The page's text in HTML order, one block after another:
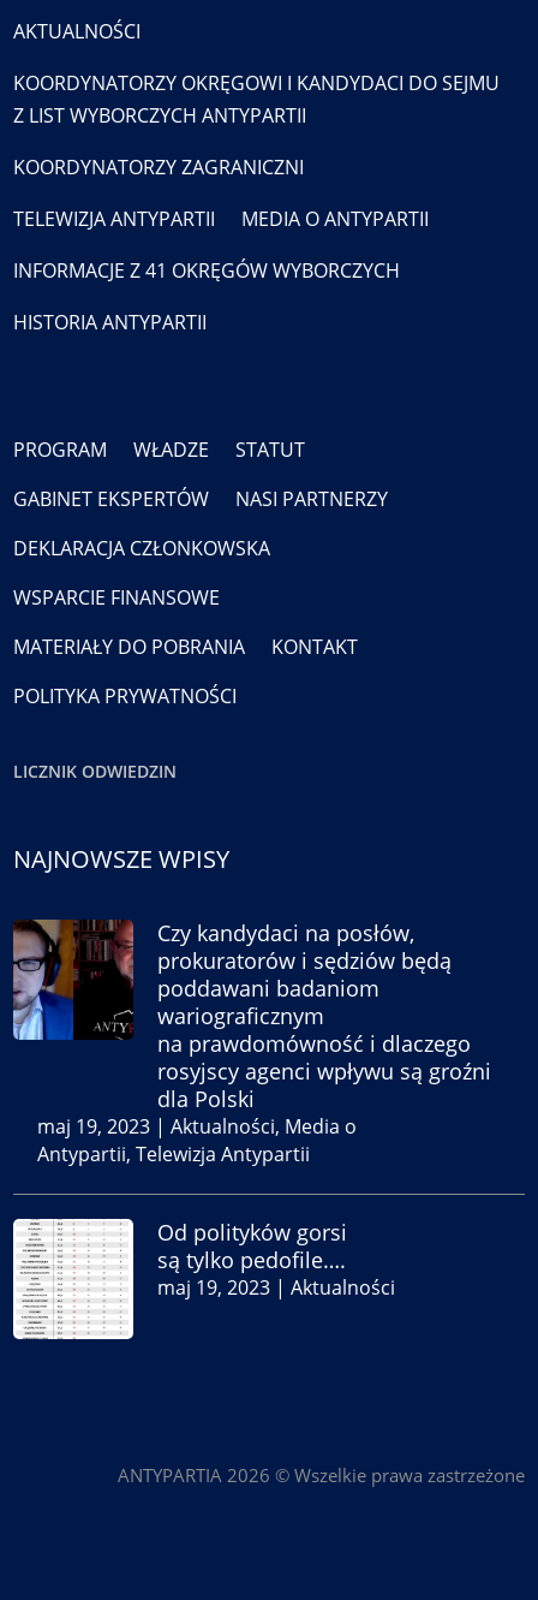
AKTUALNOŚCI
KOORDYNATORZY OKRĘGOWI I KANDYDACI DO SEJMU
Z LIST WYBORCZYCH ANTYPARTII
KOORDYNATORZY ZAGRANICZNI
TELEWIZJA ANTYPARTII
MEDIA O ANTYPARTII
INFORMACJE Z 41 OKRĘGÓW WYBORCZYCH
HISTORIA ANTYPARTII
PROGRAM WŁADZE
STATUT
GABINET EKSPERTÓW
NASI PARTNERZY
DEKLARACJA CZŁONKOWSKA
WSPARCIE FINANSOWE
MATERIAŁY DO POBRANIA
KONTAKT
POLITYKA PRYWATNOŚCI
LICZNIK ODWIEDZIN
NAJNOWSZE WPISY
Czy kandydaci na posłów,
prokuratorów i sędziów będą
poddawani badaniom
wariograficznym
na prawdomówność i dlaczego
rosyjscy agenci wpływu są groźni
dla Polski
maj 19, 2023 |Aktualności, Media o
Antypartii,Telewizja Antypartii
Od polityków gorsi
są tylko pedofile….
maj 19, 2023 |Aktualności
ANTYPARTIA 2026 © Wszelkie prawa zastrzeżone